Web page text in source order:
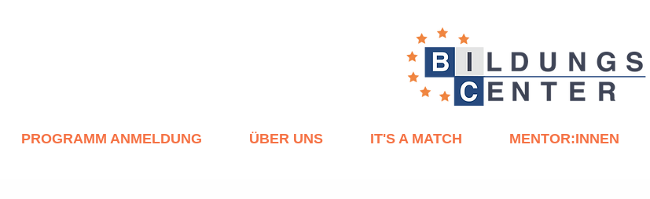
PROGRAMM ANMELDUNG ÜBER UNS IT'S A MATCH MENTOR:INNEN